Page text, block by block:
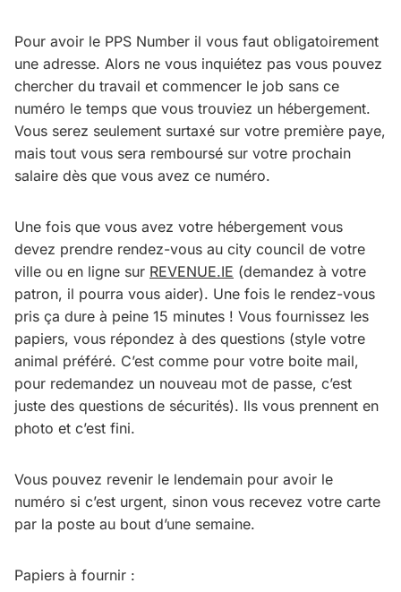
Pour avoir le PPS Number il vous faut obligatoirement
une adresse. Alors ne vous inquiétez pas vous pouvez
chercher du travail et commencer le job sans ce
numéro le temps que vous trouviez un hébergement.
Vous serez seulement surtaxé sur votre première paye,
mais tout vous sera remboursé sur votre prochain
salaire dès que vous avez ce numéro.
Une fois que vous avez votre hébergement vous
devez prendre rendez-vous au city council de votre
ville ou en ligne sur REVENUE.IE (demandez à votre
patron, il pourra vous aider). Une fois le rendez-vous
pris ça dure à peine 15 minutes ! Vous fournissez les
papiers, vous répondez à des questions (style votre
animal préféré. C’est comme pour votre boite mail,
pour redemandez un nouveau mot de passe, c’est
juste des questions de sécurités). Ils vous prennent en
photo et c’est fini.
Vous pouvez revenir le lendemain pour avoir le
numéro si c’est urgent, sinon vous recevez votre carte
par la poste au bout d’une semaine.
Papiers à fournir :